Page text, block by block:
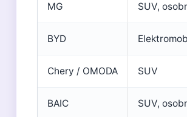
MG SUV,
BYD
Chery / OMODA SUV
BAIC SUV,